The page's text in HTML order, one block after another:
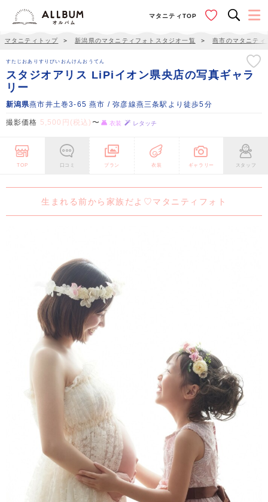
マタニティTOP
マタニティトップ ＞ 新潟県のマタニティフォトスタジオ一覧 ＞ 燕市のマタニテ
すたじおありすりぴいおんけんおうてん
スタジオアリス LiPiイオン県央店の写真ギャラ
リー
新潟県燕市井土巻3-65 燕市 / 弥彦線燕三条駅より徒歩5分
撮影価格 5,500円(税込) 〜 衣装 レタッチ
TOP 口コミ プラン 衣装 ギャラリー スタッフ
生まれる前から家族だよ♡マタニティフォト